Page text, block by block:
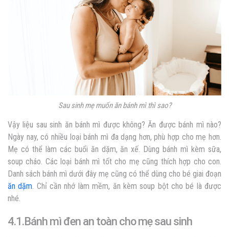
Sau sinh mẹ muốn ăn bánh mì thì sao?
Vậy liệu sau sinh ăn bánh mì được không? Ăn được bánh mì nào?
Ngày nay, có nhiều loại bánh mì đa dạng hơn, phù hợp cho mẹ hơn.
Mẹ có thể làm các buổi ăn dặm, ăn xế. Dùng bánh mì kèm sữa,
soup cháo. Các loại bánh mì tốt cho mẹ cũng thích hợp cho con.
Danh sách bánh mì dưới đây mẹ cũng có thể dùng cho bé giai đoạn
ăn dặm. Chỉ cần nhớ làm mềm, ăn kèm soup bột cho bé là được
nhé.
4.1.Bánh mì đen an toàn cho mẹ sau sinh